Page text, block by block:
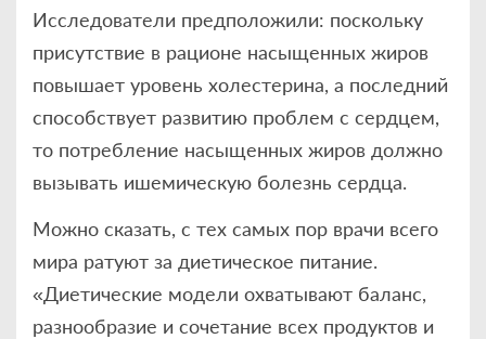
Исследователи предположили: поскольку
присутствие в рационе насыщенных жиров
повышает уровень холестерина, а последний
способствует развитию проблем с сердцем,
то потребление насыщенных жиров должно
вызывать ишемическую болезнь сердца.
Можно сказать, с тех самых пор врачи всего
мира ратуют за диетическое питание.
«Диетические модели охватывают баланс,
разнообразие и сочетание всех продуктов и